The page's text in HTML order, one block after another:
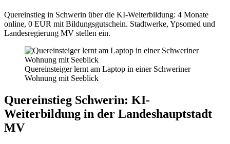
Quereinstieg in Schwerin über die KI-Weiterbildung: 4 Monate
online, 0 EUR mit Bildungsgutschein. Stadtwerke, Ypsomed und
Landesregierung MV stellen ein.
Quereinsteiger lernt am Laptop in einer Schweriner
Wohnung mit Seeblick
Quereinstieg Schwerin: KI-
Weiterbildung in der Landeshauptstadt
MV